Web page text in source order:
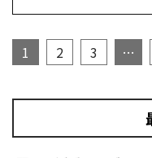
1 2 3 …